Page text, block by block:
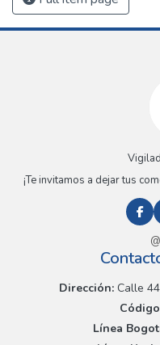
¡Te invitamos a dejar tus
Dirección:Calle 44
Línea